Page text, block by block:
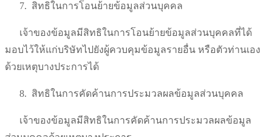
7. สิทธิในการโอนย้ายข้อมูลส่วนบุคคล
เจ้าของข้อมูลมีสิทธิในการโอนย้ายข้อมูลส่วนบุคคลที่ได้
มอบไว้ให้แก่บริษัทไปยังผู้ควบคุมข้อมูลรายอื่น หรือตัวท่านเอง
ด้วยเหตุบางประการได้
8. สิทธิในการคัดค้านการประมวลผลข้อมูลส่วนบุคคล
เจ้าของข้อมูลมีสิทธิในการคัดค้านการประมวลผลข้อมูล